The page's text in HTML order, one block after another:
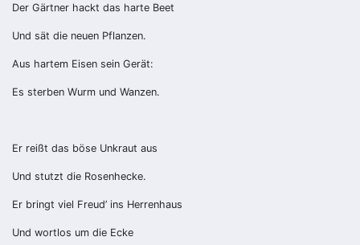
Der Gärtner hackt das harte Beet
Und sät die neuen Pflanzen.
Aus hartem Eisen sein Gerät:
Es sterben Wurm und Wanzen.
Er reißt das böse Unkraut aus
Und stutzt die Rosenhecke.
Er bringt viel Freud’ ins Herrenhaus
Und wortlos um die Ecke